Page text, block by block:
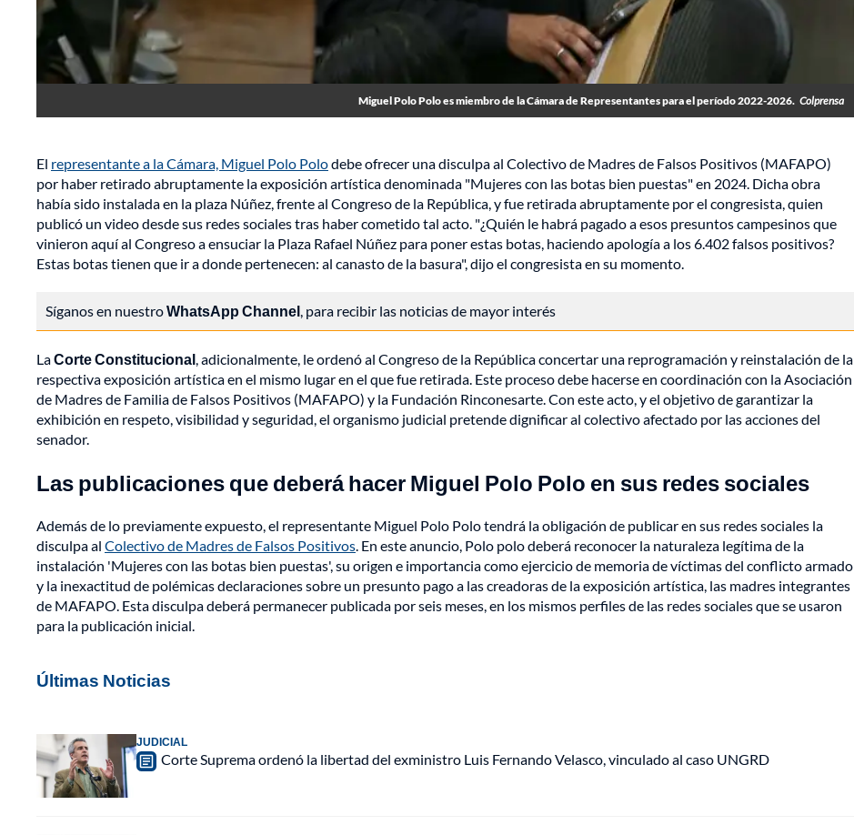
Miguel Polo Polo es miembro de la Cámara de Representantes para el período 2022-2026. Colprensa
El representante a la Cámara, Miguel Polo Polodebe ofrecer una disculpa al Colectivo de Madres de Falsos Positivos (MAFAPO)
por haber retirado abruptamente la exposición artística denominada "Mujeres con las botas bien puestas" en 2024. Dicha obra
había sido instalada en la plaza Núñez, frente al Congreso de la República, y fue retirada abruptamente por el congresista, quien
publicó un video desde sus redes sociales tras haber cometido tal acto. "¿Quién le habrá pagado a esos presuntos campesinos que
vinieron aquí al Congreso a ensuciar la Plaza Rafael Núñez para poner estas botas, haciendo apología a los 6.402 falsos positivos?
Estas botas tienen que ir a donde pertenecen: al canasto de la basura", dijo el congresista en su momento.
Síganos en nuestroWhatsApp Channel, para recibir las noticias de mayor interés
LaCorte Constitucional, adicionalmente, le ordenó al Congreso de la República concertar una reprogramación y reinstalación de la
respectiva exposición artística en el mismo lugar en el que fue retirada. Este proceso debe hacerse en coordinación con la Asociación
de Madres de Familia de Falsos Positivos (MAFAPO) y la Fundación Rinconesarte. Con este acto, y el objetivo de garantizar la
exhibición en respeto, visibilidad y seguridad, el organismo judicial pretende dignificar al colectivo afectado por las acciones del
senador.
Las publicaciones que deberá hacer Miguel Polo Polo en sus redes sociales
Además de lo previamente expuesto, el representante Miguel Polo Polo tendrá la obligación de publicar en sus redes sociales la
disculpa al Colectivo de Madres de Falsos Positivos. En este anuncio, Polo polo deberá reconocer la naturaleza legítima de la
instalación 'Mujeres con las botas bien puestas', su origen e importancia como ejercicio de memoria de víctimas del conflicto armado
y la inexactitud de polémicas declaraciones sobre un presunto pago a las creadoras de la exposición artística, las madres integrantes
de MAFAPO. Esta disculpa deberá permanecer publicada por seis meses, en los mismos perfiles de las redes sociales que se usaron
para la publicación inicial.
Últimas Noticias
JUDICIAL
Corte Suprema ordenó la libertad del exministro Luis Fernando Velasco, vinculado al caso UNGRD